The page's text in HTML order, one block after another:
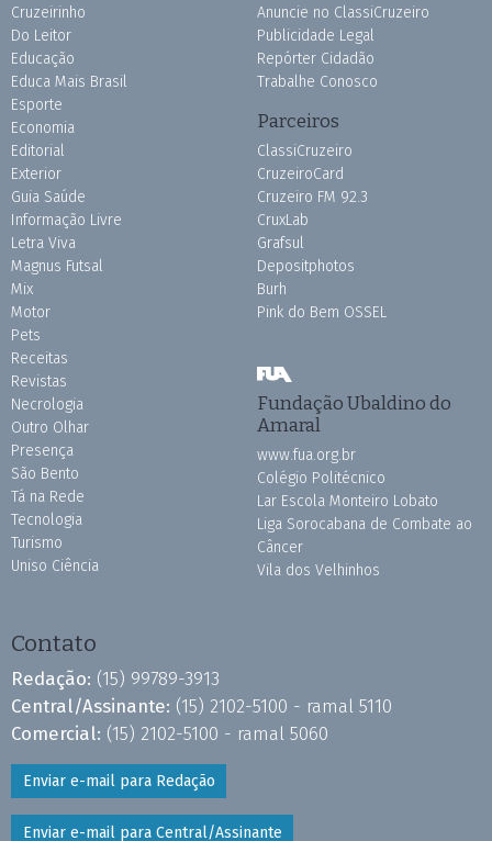
Cruzeirinho
Do Leitor
Educação
Educa Mais Brasil
Esporte
Economia
Editorial
Exterior
Guia Saúde
Informação Livre
Letra Viva
Magnus Futsal
Mix
Motor
Pets
Receitas
Revistas
Necrologia
Outro Olhar
Presença
São Bento
Tá na Rede
Tecnologia
Turismo
Uniso Ciência
Anuncie no ClassiCruzeiro
Publicidade Legal
Repórter Cidadão
Trabalhe Conosco
Parceiros
ClassiCruzeiro
CruzeiroCard
Cruzeiro FM 92.3
CruxLab
Grafsul
Depositphotos
Burh
Pink do Bem OSSEL
Fundação Ubaldino do
Amaral
www.fua.org.br
Colégio Politécnico
Lar Escola Monteiro Lobato
Liga Sorocabana de Combate ao
Câncer
Vila dos Velhinhos
Contato
Redação: (15) 99789-3913
Central/Assinante: (15) 2102-5100 - ramal 5110
Comercial: (15) 2102-5100 - ramal 5060
Enviar e-mail para Redação
Enviar e-mail para Central/Assinante